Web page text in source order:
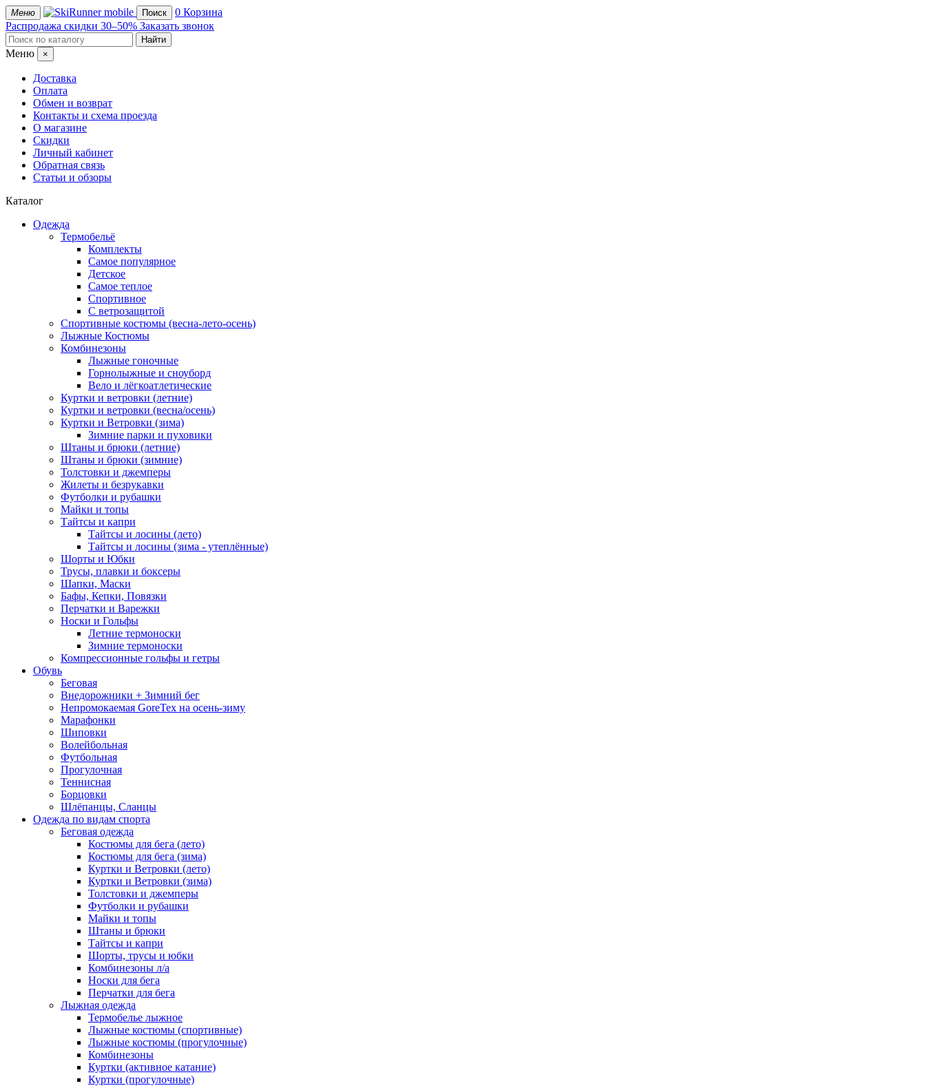
Меню mobile Поиск 0 Корзина
Распродажа скидки 30–50% Заказать звонок
Меню ×
Доставка
Оплата
Обмен и возврат
Контакты и схема проезда
О магазине
Скидки
Личный кабинет
Обратная связь
Статьи и обзоры
Каталог
Одежда
Термобельё
Комплекты
Самое популярное
Детское
Самое теплое
Спортивное
С ветрозащитой
Спортивные костюмы (весна-лето-осень)
Лыжные Костюмы
Комбинезоны
Лыжные гоночные
Горнолыжные и сноуборд
Вело и лёгкоатлетические
Куртки и ветровки (летние)
Куртки и ветровки (весна/осень)
Куртки и Ветровки (зима)
Зимние парки и пуховики
Штаны и брюки (летние)
Штаны и брюки (зимние)
Толстовки и джемперы
Жилеты и безрукавки
Футболки и рубашки
Майки и топы
Тайтсы и капри
Тайтсы и лосины (лето)
Тайтсы и лосины (зима - утеплённые)
Шорты и Юбки
Трусы, плавки и боксеры
Шапки, Маски
Бафы, Кепки, Повязки
Перчатки и Варежки
Носки и Гольфы
Летние термоноски
Зимние термоноски
Компрессионные гольфы и гетры
Обувь
Беговая
Внедорожники + Зимний бег
Непромокаемая GoreTex на осень-зиму
Марафонки
Шиповки
Волейбольная
Футбольная
Прогулочная
Теннисная
Борцовки
Шлёпанцы, Сланцы
Одежда по видам спорта
Беговая одежда
Костюмы для бега (лето)
Костюмы для бега (зима)
Куртки и Ветровки (лето)
Куртки и Ветровки (зима)
Толстовки и джемперы
Футболки и рубашки
Майки и топы
Штаны и брюки
Тайтсы и капри
Шорты, трусы и юбки
Комбинезоны л/а
Носки для бега
Перчатки для бега
Лыжная одежда
Термобелье лыжное
Лыжные костюмы (спортивные)
Лыжные костюмы (прогулочные)
Комбинезоны
Куртки (активное катание)
Куртки (прогулочные)